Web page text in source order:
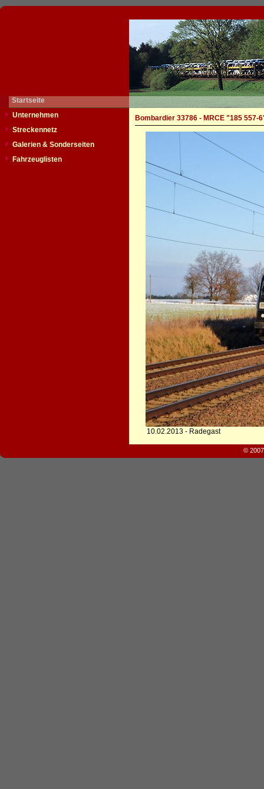
Startseite
Unternehmen
Streckennetz
Galerien & Sonderseiten
Fahrzeuglisten
Bombardier 33786 - MRCE "185 557-
10.02.2013 - Radegast
©